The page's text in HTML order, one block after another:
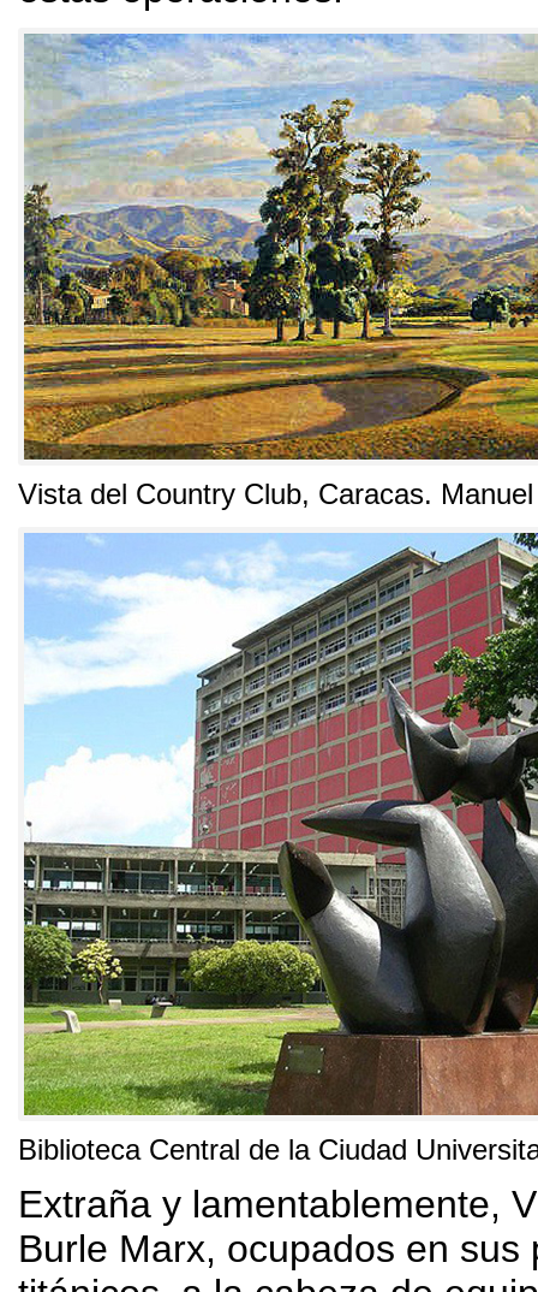
Vista del Country Club, Caracas.
Biblioteca Central de la Ciudad
Extraña y lamentablemente,
Burle Marx, ocupados en sus